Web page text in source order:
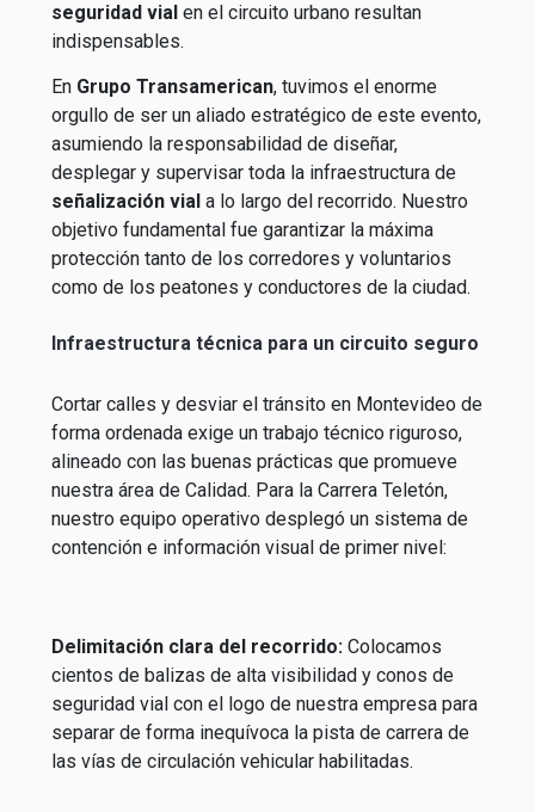
seguridad vial en el circuito urbano resultan
indispensables.
En Grupo Transamerican, tuvimos el enorme
orgullo de ser un aliado estratégico de este evento,
asumiendo la responsabilidad de diseñar,
desplegar y supervisar toda la infraestructura de
señalización vial a lo largo del recorrido. Nuestro
objetivo fundamental fue garantizar la máxima
protección tanto de los corredores y voluntarios
como de los peatones y conductores de la ciudad.
Infraestructura técnica para un circuito seguro
Cortar calles y desviar el tránsito en Montevideo de
forma ordenada exige un trabajo técnico riguroso,
alineado con las buenas prácticas que promueve
nuestra área de Calidad. Para la Carrera Teletón,
nuestro equipo operativo desplegó un sistema de
contención e información visual de primer nivel:
Delimitación clara del recorrido:Colocamos
cientos de balizas de alta visibilidad y conos de
seguridad vial con el logo de nuestra empresa para
separar de forma inequívoca la pista de carrera de
las vías de circulación vehicular habilitadas.